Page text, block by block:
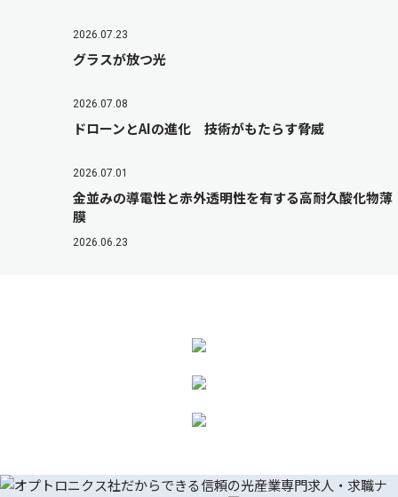
2026.07.23
グラスが放つ光
2026.07.08
ドローンとAIの進化 技術がもたらす脅威
2026.07.01
金並みの導電性と赤外透明性を有する高耐久酸化物薄
膜
2026.06.23